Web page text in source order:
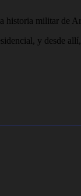
historia militar de
y desde